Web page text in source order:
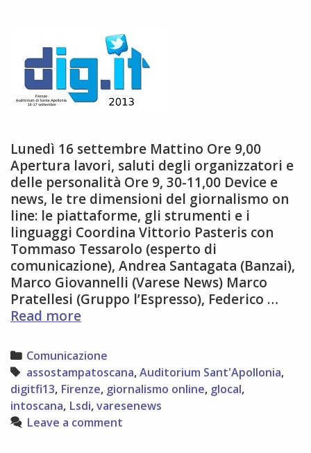
Lunedì 16 settembre Mattino Ore 9,00
Apertura lavori, saluti degli organizzatori e
delle personalità Ore 9, 30-11,00 Device e
news, le tre dimensioni del giornalismo on
line: le piattaforme, gli strumenti e i
linguaggi Coordina Vittorio Pasteris con
Tommaso Tessarolo (esperto di
comunicazione), Andrea Santagata (Banzai),
Marco Giovannelli (Varese News) Marco
Pratellesi (Gruppo l’Espresso), Federico …
Read moreIl
aggiornato
di
Dig.it
13
–
da
Categories
Comunicazione
Tags
assostampatoscana,Auditorium Sant'Apollonia,
digitfi13, Firenze, giornalismo online, glocal,
intoscana, Lsdi,varesenews
Leave a comment